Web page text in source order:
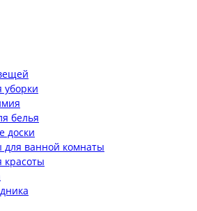
уборки
белья
доски
для ванной комнаты
красоты